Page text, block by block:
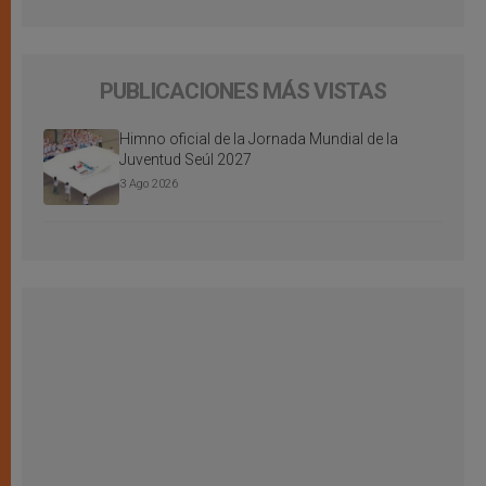
PUBLICACIONES MÁS VISTAS
Himno oficial de la Jornada Mundial de la
Juventud Seúl 2027
3 Ago 2026